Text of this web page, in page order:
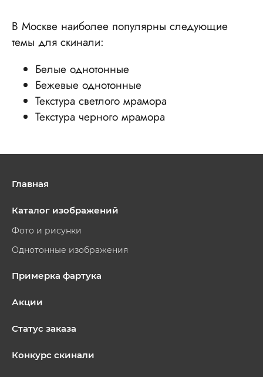
В Москве наиболее популярны следующие
темы для скинали:
Белые однотонные
Бежевые однотонные
Текстура светлого мрамора
Текстура черного мрамора
Главная
Каталог изображений
Фото и рисунки
Однотонные изображения
Примерка фартука
Акции
Статус заказа
Конкурс скинали